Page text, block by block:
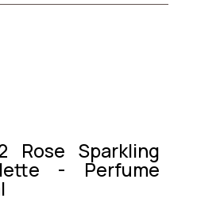
Rose Sparkling
- Perfume